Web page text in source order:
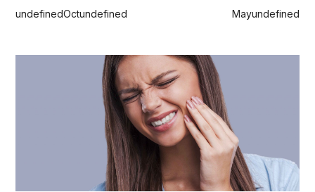
undefinedOctundefined Mayundefined